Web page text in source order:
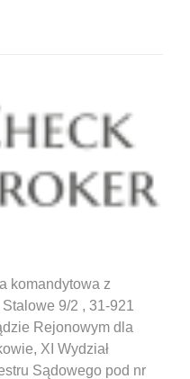
komandytowa z
9/2 , 31-921
Rejonowym dla
XI Wydział
Sądowego pod nr